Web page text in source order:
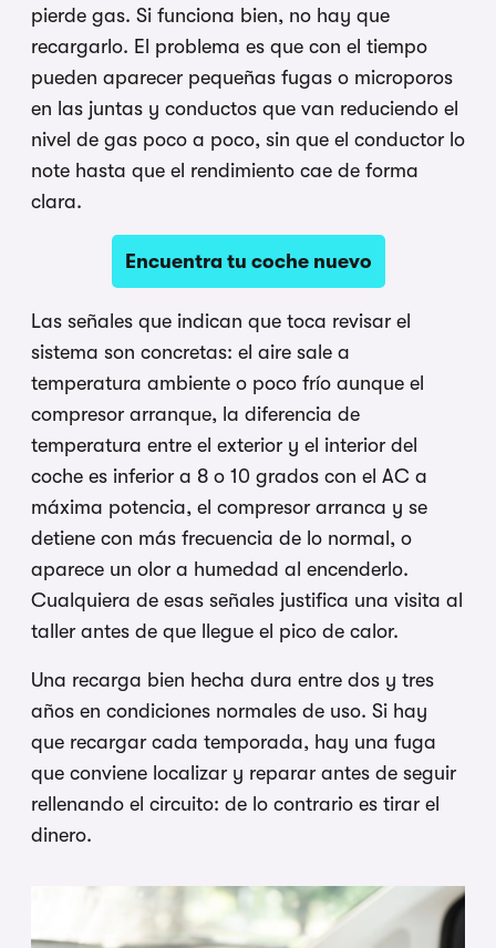
pierde gas. Si funciona bien, no hay que
recargarlo. El problema es que con el tiempo
pueden aparecer pequeñas fugas o microporos
en las juntas y conductos que van reduciendo el
nivel de gas poco a poco, sin que el conductor lo
note hasta que el rendimiento cae de forma
clara.
Encuentra tu coche nuevo
Las señales que indican que toca revisar el
sistema son concretas: el aire sale a
temperatura ambiente o poco frío aunque el
compresor arranque, la diferencia de
temperatura entre el exterior y el interior del
coche es inferior a 8 o 10 grados con el AC a
máxima potencia, el compresor arranca y se
detiene con más frecuencia de lo normal, o
aparece un olor a humedad al encenderlo.
Cualquiera de esas señales justifica una visita al
taller antes de que llegue el pico de calor.
Una recarga bien hecha dura entre dos y tres
años en condiciones normales de uso. Si hay
que recargar cada temporada, hay una fuga
que conviene localizar y reparar antes de seguir
rellenando el circuito: de lo contrario es tirar el
dinero.